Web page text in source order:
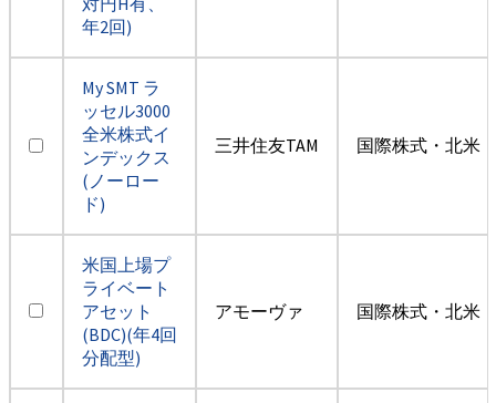
年2回)
My SMT ラ
ッセル3000
全米株式イ
ンデックス
(ノーロー
ド)
三井住友TAM 国際株式・北米
米国上場プ
ライベート
アセット
(BDC)(年4回
分配型)
アモーヴァ 国際株式・北米